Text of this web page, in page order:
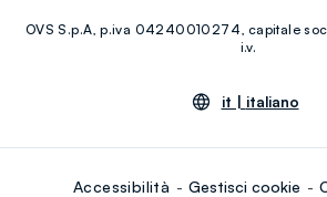
Youtube Linkedin
OVS S.p.A, p.iva 04240010274, capitale
i.v.
it | italiano
Accessibilità Gestisci cookie